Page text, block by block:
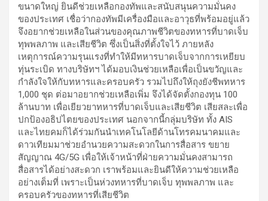
ขนาดใหญ่ ยินดีช่วยเหลือกองทัพและสนับสนุนความมั่นคง
ของประเทศ เชื่อว่ากองทัพมีเครื่องมือและอาวุธที่พร้อมอยู่แล้ว
จึงอยากช่วยเหลือในส่วนของคุณภาพชีวิตของทหารที่บาดเจ็บ
ทุพพลภาพ และเสียชีวิต ซึ่งเป็นสิ่งที่ตั้งใจไว้ ภายหลัง
เหตุการณ์ความรุนแรงที่ทำให้มีทหารบาดเจ็บจากการเหยียบ
ทุ่นระเบิด ทางบริษัทฯ ได้มอบเงินช่วยเหลือเพื่อเป็นขวัญและ
กำลังใจให้กับทหารและครอบครัว รวมไปถึงให้ถุงยังชีพทหาร
1,000 ชุด ต่อมาอยากช่วยเหลือเพิ่ม จึงได้จัดตั้งกองทุน 100
ล้านบาท เพื่อเยียวยาทหารที่บาดเจ็บและเสียชีวิต เสียสละเพื่อ
ปกป้องอธิปไตยของประเทศ นอกจากนี้กลุ่มบริษัท ทั้ง AIS
และไทยคมก็ได้ร่วมกันนำเทคโนโลยีด้านโทรคมนาคมและ
ดาวเทียมมาช่วยอำนวยความสะดวกในการสื่อสาร ขยาย
สัญญาณ 4G/5G เพื่อให้เจ้าหน้าที่ฝ่ายความมั่นคงสามารถ
สื่อสารได้อย่างสะดวก เราพร้อมและยินดีให้ความช่วยเหลือ
อย่างเต็มที่ เพราะเป็นห่วงทหารที่บาดเจ็บ ทุพพลภาพ และ
ครอบครัวของทหารที่เสียชีวิต